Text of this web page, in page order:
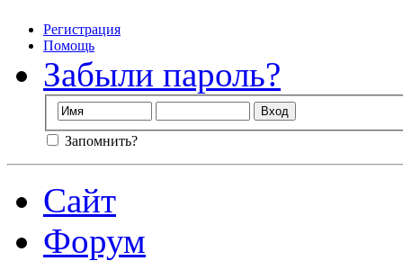
Регистрация
Помощь
Забыли пароль?
Запомнить?
Сайт
Форум